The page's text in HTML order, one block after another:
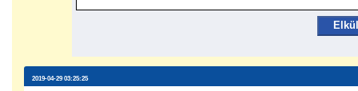
2019-04-29 03:25:25